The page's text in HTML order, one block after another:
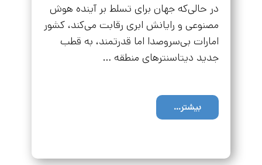
در حالی‌که جهان برای تسلط بر آینده هوش
مصنوعی و رایانش ابری رقابت می‌کند، کشور
امارات بی‌سروصدا اما قدرتمند، به قطب
جدید دیتاسنترهای منطقه …
بیشتر...